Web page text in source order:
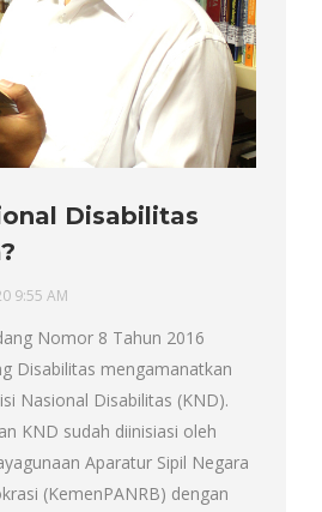
Disabilitas
9:55 AM
Nomor 8 Tahun 2016
Disabilitas mengamanatkan
Nasional Disabilitas (KND).
KND sudah diinisiasi oleh
Aparatur Sipil Negara
(KemenPANRB) dengan